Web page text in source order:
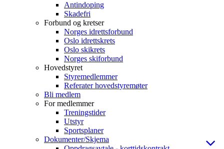
Antindoping
Skadefri
Forbund og kretser
Norges idrettsforbund
Oslo idrettskrets
Oslo skikrets
Norges skiforbund
Hovedstyret
Styremedlemmer
Referater hovedstyremøter
Bli medlem
For medlemmer
Treningstider
Utstyr
Sportsplaner
Dokumenter/Skjema